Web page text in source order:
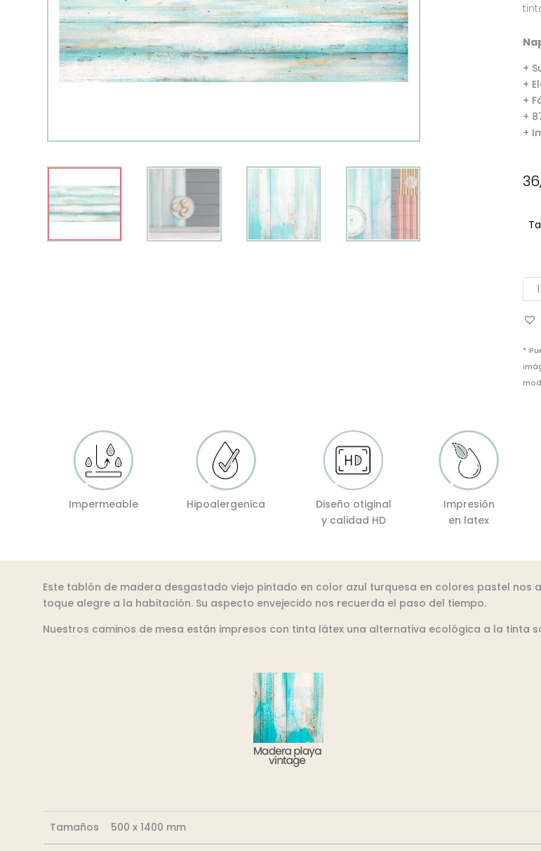
+
+
+
+
+
de
*
Impermeable Hipoalergenica
Diseño otiginal
y calidad HD
Impresión
en latex
Este tablón de madera desgastado viejo pintado en color azul turquesa en colores pastel
toque alegre a la habitación. Su aspecto envejecido nos recuerda el paso del tiempo.
Nuestros caminos de mesa están impresos con tinta látex una alternativa ecológica a la tinta
Tamaños 500 x 1400 mm